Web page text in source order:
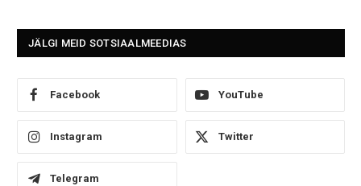
JÄLGI MEID SOTSIAALMEEDIAS
Facebook YouTube
Instagram Twitter
Telegram